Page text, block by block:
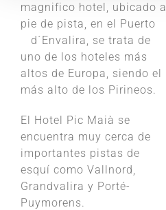
magnifico hotel, ubicado a
pie de pista, en el Puerto
d´Envalira, se trata de
uno de los hoteles más
altos de Europa, siendo el
más alto de los Pirineos.
El Hotel Pic Maià se
encuentra muy cerca de
importantes pistas de
esquí como Vallnord,
Grandvalira y Porté-
Puymorens.